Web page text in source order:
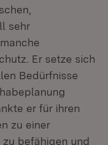
sehr
Er setze sich
Bedürfnisse
er für ihren
zu einer
befähigen und